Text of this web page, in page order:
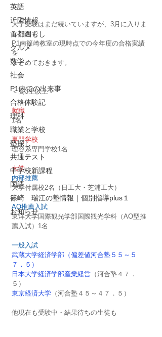
英語
近隣情報
首都圏もし
グルメ
数学
社会
P1内での出来事
合格体験記
理科
職業と学校
塾探し
共通テスト
中学校新課程
国語
篠崎 瑞江の塾情報｜個別指導plus１
お知らせ
大学受験はまだ続いていますが、3月に入りま
したので
P1南篠崎教室の現時点での今年度の合格実績
を
まとめておきます。
＜高3生以上＞
就職
1名
専門学校
理容系専門学校1名
大学
内部推薦
大学付属校2名（日工大・芝浦工大）
AO推薦入試
東洋大学国際観光学部国際観光学科（AO型推
薦入試）1名
一般入試
武蔵大学経済学部（偏差値河合塾５５～５
７．５）
日本大学経済学部産業経営 （河合塾４７．
５）
東京経済大学 （河合塾４５～４７．５）
他現在も受験中・結果待ちの生徒も